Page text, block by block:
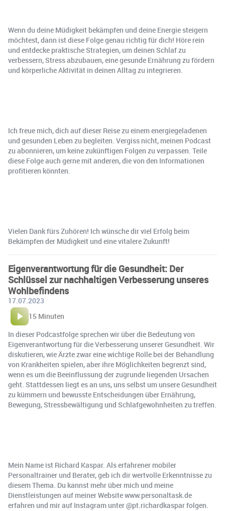
Wenn du deine Müdigkeit bekämpfen und deine Energie steigern
möchtest, dann ist diese Folge genau richtig für dich! Höre rein
und entdecke praktische Strategien, um deinen Schlaf zu
verbessern, Stress abzubauen, eine gesunde Ernährung zu fördern
und körperliche Aktivität in deinen Alltag zu integrieren.
Ich freue mich, dich auf dieser Reise zu einem energiegeladenen
und gesunden Leben zu begleiten. Vergiss nicht, meinen Podcast
zu abonnieren, um keine zukünftigen Folgen zu verpassen. Teile
diese Folge auch gerne mit anderen, die von den Informationen
profitieren könnten.
Vielen Dank fürs Zuhören! Ich wünsche dir viel Erfolg beim
Bekämpfen der Müdigkeit und eine vitalere Zukunft!
Eigenverantwortung für die Gesundheit: Der
Schlüssel zur nachhaltigen Verbesserung unseres
Wohlbefindens
17.07.2023
15 Minuten
In dieser Podcastfolge sprechen wir über die Bedeutung von
Eigenverantwortung für die Verbesserung unserer Gesundheit. Wir
diskutieren, wie Ärzte zwar eine wichtige Rolle bei der Behandlung
von Krankheiten spielen, aber ihre Möglichkeiten begrenzt sind,
wenn es um die Beeinflussung der zugrunde liegenden Ursachen
geht. Stattdessen liegt es an uns, uns selbst um unsere Gesundheit
zu kümmern und bewusste Entscheidungen über Ernährung,
Bewegung, Stressbewältigung und Schlafgewohnheiten zu treffen.
Mein Name ist Richard Kaspar. Als erfahrener mobiler
Personaltrainer und Berater, geb ich dir wertvolle Erkenntnisse zu
diesem Thema. Du kannst mehr über mich und meine
Dienstleistungen auf meiner Website www.personaltask.de
erfahren und mir auf Instagram unter @pt.richardkaspar folgen.